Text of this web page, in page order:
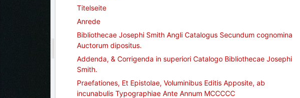
Titelseite
Anrede
Bibliothecae Josephi Smith Angli Catalogus Secundum cognomina
Auctorum dipositus.
Addenda, & Corrigenda in superiori Catalogo Bibliothecae Josephi
Smith.
Praefationes, Et Epistolae, Voluminibus Editis Apposite, ab
incunabulis Typographiae Ante Annum MCCCCC